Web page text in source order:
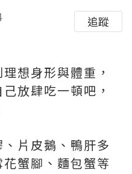
追蹤
想身形與體重，
放肆吃一頓吧，
片皮鵝、鴨肝多
蟹腳、麵包蟹等